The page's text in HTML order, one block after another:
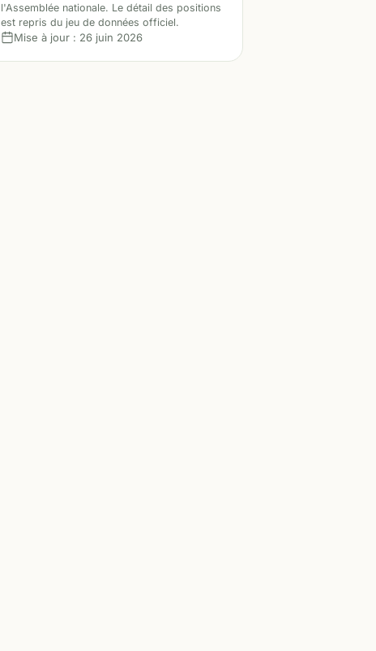
l'Assemblée nationale. Le détail des positions
est repris du jeu de données officiel.
Mise à jour : 26 juin 2026